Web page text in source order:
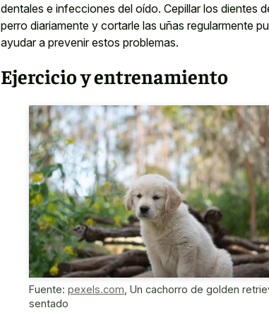
dentales e infecciones del oído. Cepillar los dientes
perro diariamente y cortarle las uñas regularmente
ayudar a prevenir estos problemas.
Ejercicio y entrenamiento
Fuente: pexels.com, Un cachorro de golden
sentado